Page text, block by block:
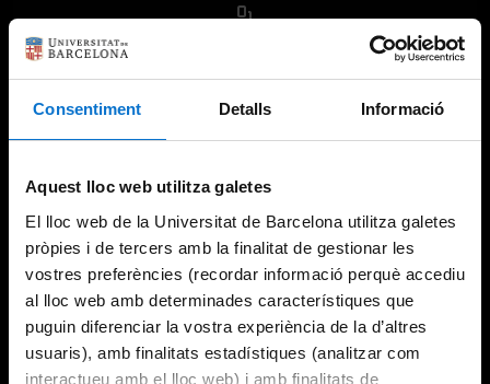
Consentiment Detalls Informació
Aquest lloc web utilitza galetes
El lloc web de la Universitat de Barcelona utilitza galetes
pròpies i de tercers amb la finalitat de gestionar les
vostres preferències (recordar informació perquè accediu
al lloc web amb determinades característiques que
puguin diferenciar la vostra experiència de la d’altres
usuaris), amb finalitats estadístiques (analitzar com
interactueu amb el lloc web) i amb finalitats de